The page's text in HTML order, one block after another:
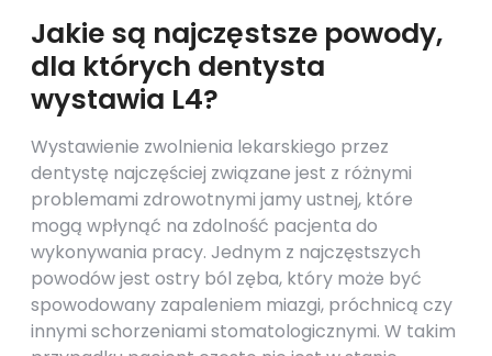
Jakie są najczęstsze powody,
dla których dentysta
wystawia L4?
Wystawienie zwolnienia lekarskiego przez
dentystę najczęściej związane jest z różnymi
problemami zdrowotnymi jamy ustnej, które
mogą wpłynąć na zdolność pacjenta do
wykonywania pracy. Jednym z najczęstszych
powodów jest ostry ból zęba, który może być
spowodowany zapaleniem miazgi, próchnicą czy
innymi schorzeniami stomatologicznymi. W takim